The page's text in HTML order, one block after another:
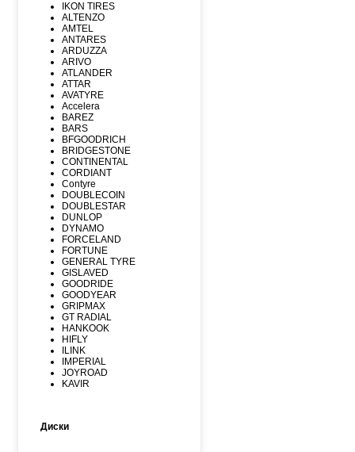
IKON TIRES
ALTENZO
AMTEL
ANTARES
ARDUZZA
ARIVO
ATLANDER
ATTAR
AVATYRE
Accelera
BAREZ
BARS
BFGOODRICH
BRIDGESTONE
CONTINENTAL
CORDIANT
Contyre
DOUBLECOIN
DOUBLESTAR
DUNLOP
DYNAMO
FORCELAND
FORTUNE
GENERAL TYRE
GISLAVED
GOODRIDE
GOODYEAR
GRIPMAX
GT RADIAL
HANKOOK
HIFLY
ILINK
IMPERIAL
JOYROAD
KAVIR
LAUFENN
Диски